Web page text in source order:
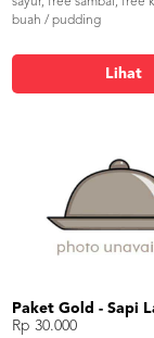
buah / pudding
Lihat
Paket Gold - Sapi
Rp 30.000